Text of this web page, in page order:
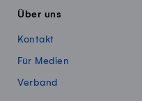
Über uns
Kontakt
Für Medien
Verband